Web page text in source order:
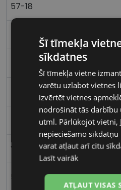
57-18
m.black
Kvadrātveida
Vīriešiem
Šī tīmekļa
sīkdatnes
Šī tīmekļa vietne
varētu uzlabot vietnes
izvērtēt vietnes
nodrošināt tās
utml. Pārlūkojot vietni,
nepieciešamo sīkdatņu
varat atļaut arī citu
Lasīt vairāk
ATĻAUT VISAS